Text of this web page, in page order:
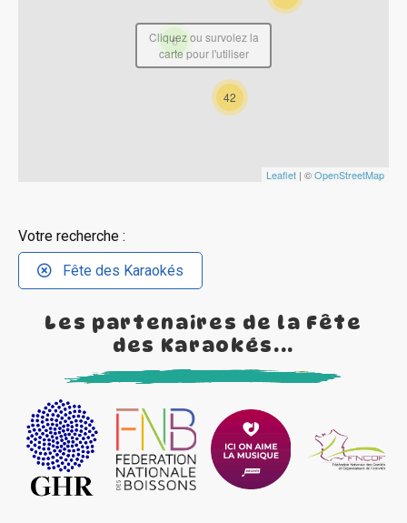
42
6
Leaflet | ©OpenStreetMap
Cliquez ou survolez la
carte pour l'utiliser
Votre recherche :
Fête des Karaokés
Les partenaires de la Fête
des Karaokés...